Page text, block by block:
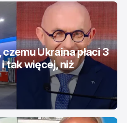
Ukraina płaci 3
i tak więcej, niż